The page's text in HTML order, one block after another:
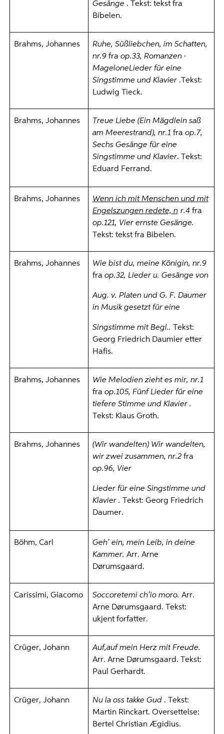
Gesänge . Tekst: tekst fra
Bibelen.
Brahms, Johannes
Ruhe, Süßliebchen, im Schatten,
nr.9 fra op.33, Romanzen ·
MageloneLieder für eine
Singstimme und Klavier .Tekst:
Ludwig Tieck.
Brahms, Johannes
Treue Liebe (Ein Mägdlein saß
am Meerestrand), nr.1 fra op.7,
Sechs Gesänge für eine
Singstimme und Klavier. Tekst:
Eduard Ferrand.
Brahms, Johannes
Wenn ich mit Menschen und mit
Engelszungen redete, n r.4 fra
op.121, Vier ernste Gesänge.
Tekst: tekst fra Bibelen.
Brahms, Johannes
Wie bist du, meine Königin, nr.9
fra op.32, Lieder u. Gesänge von
Aug. v. Platen und G. F. Daumer
in Musik gesetzt für eine
Singstimme mit Begl.. Tekst:
Georg Friedrich Daumier etter
Hafis.
Brahms, Johannes
Wie Melodien zieht es mir, nr.1
fra op.105, Fünf Lieder für eine
tiefere Stimme und Klavier .
Tekst: Klaus Groth.
Brahms, Johannes
(Wir wandelten) Wir wandelten,
wir zwei zusammen, nr.2 fra
op.96, Vier
Lieder für eine Singstimme und
Klavier .
Tekst: Georg Friedrich
Daumer.
Böhm, Carl
Geh’ ein, mein Leib, in deine
Kammer. Arr. Arne
Dørumsgaard.
Carissimi, Giacomo Soccoretemi ch’io moro. Arr.
Arne Dørumsgaard. Tekst:
ukjent forfatter.
Crüger, Johann
Auf,auf mein Herz mit Freude.
Arr. Arne Dørumsgaard. Tekst:
Paul Gerhardt.
Crüger, Johann Nu la oss takke Gud . Tekst:
Martin Rinckart. Oversettelse:
Bertel Christian Ægidius.